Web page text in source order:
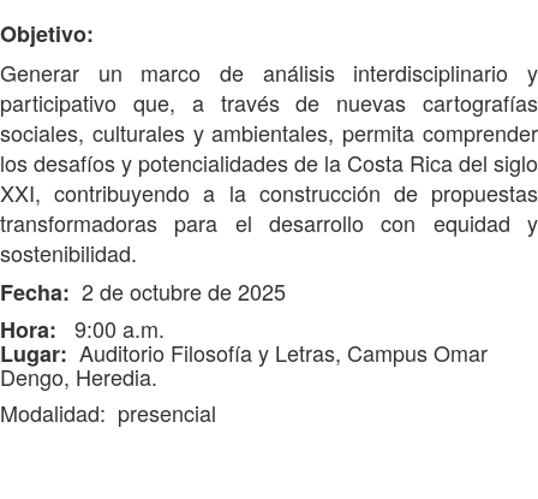
Objetivo:
Generar un marco de análisis interdisciplinario y
participativo que, a través de nuevas cartografías
sociales, culturales y ambientales, permita comprender
los desafíos y potencialidades de la Costa Rica del siglo
XXI, contribuyendo a la construcción de propuestas
transformadoras para el desarrollo con equidad y
sostenibilidad.
Fecha: 2 de octubre de 2025
Hora: 9:00 a.m.
Lugar: Auditorio Filosofía y Letras, Campus Omar
Dengo, Heredia.
Modalidad: presencial